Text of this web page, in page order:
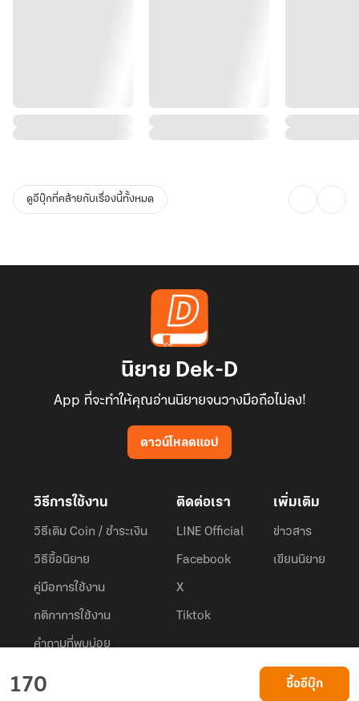
170 ซื้ออีบุ๊ก
ดูอีบุ๊กที่คล้ายกับเรื่องนี้ทั้งหมด
นิยาย Dek-D
App ที่จะทำให้คุณอ่านนิยายจนวางมือถือไม่ลง!
ดาวน์โหลดแอป
วิธีการใช้งาน
วิธีเติม Coin / ชำระเงิน
วิธีซื้อนิยาย
คู่มือการใช้งาน
กติกาการใช้งาน
คำถามที่พบบ่อย
ติดต่อเรา
LINE Official
Facebook
X
Tiktok
เพิ่มเติม
ข่าวสาร
เขียนนิยาย
© 2026 Privacy Policy
Dek-D.com ใช้คุกกี้เพื่อพัฒนาประสบการณ์ของ ผู้ใช้ให้ดียิ่งขึ้น
เรียนรู้เพิ่มเติมที่นี่
ยอมรับ